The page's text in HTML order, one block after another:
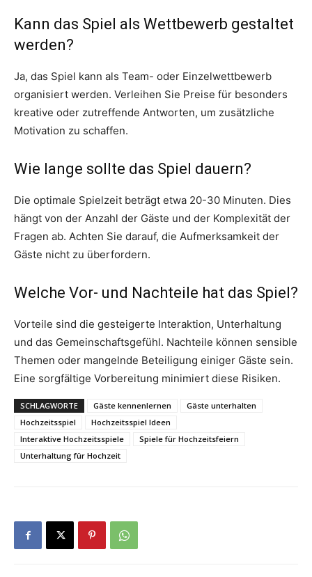
Kann das Spiel als Wettbewerb gestaltet
werden?
Ja, das Spiel kann als Team- oder Einzelwettbewerb
organisiert werden. Verleihen Sie Preise für besonders
kreative oder zutreffende Antworten, um zusätzliche
Motivation zu schaffen.
Wie lange sollte das Spiel dauern?
Die optimale Spielzeit beträgt etwa 20-30 Minuten. Dies
hängt von der Anzahl der Gäste und der Komplexität der
Fragen ab. Achten Sie darauf, die Aufmerksamkeit der
Gäste nicht zu überfordern.
Welche Vor- und Nachteile hat das Spiel?
Vorteile sind die gesteigerte Interaktion, Unterhaltung
und das Gemeinschaftsgefühl. Nachteile können sensible
Themen oder mangelnde Beteiligung einiger Gäste sein.
Eine sorgfältige Vorbereitung minimiert diese Risiken.
SCHLAGWORTE Gäste kennenlernen
Gäste unterhalten
Hochzeitsspiel
Hochzeitsspiel Ideen
Interaktive Hochzeitsspiele
Spiele für Hochzeitsfeiern
Unterhaltung für Hochzeit